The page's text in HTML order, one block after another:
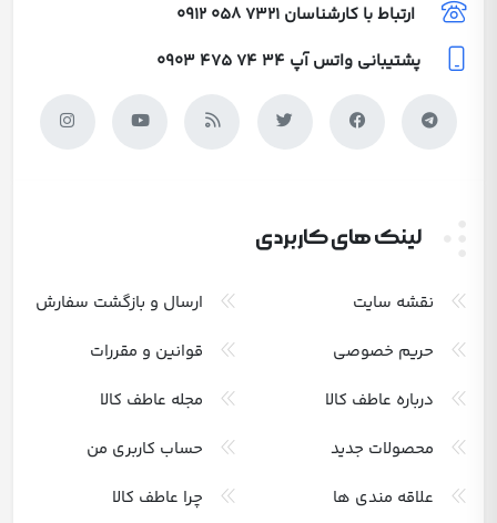
ارتباط با کارشناسان 0912 058 7321
پشتیبانی واتس آپ 0903 475 74 34
لینک های کاربردی
نقشه سایت
ارسال و بازگشت سفارش
حریم خصوصی
قوانین و مقررات
درباره عاطف کالا
مجله عاطف کالا
محصولات جدید
حساب کاربری من
علاقه مندی ها
چرا عاطف کالا